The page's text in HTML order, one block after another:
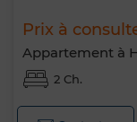
Prix à
Appartement à
2 Ch.